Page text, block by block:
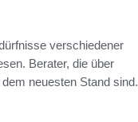
verschiedener
Berater, die über
neuesten Stand sind.